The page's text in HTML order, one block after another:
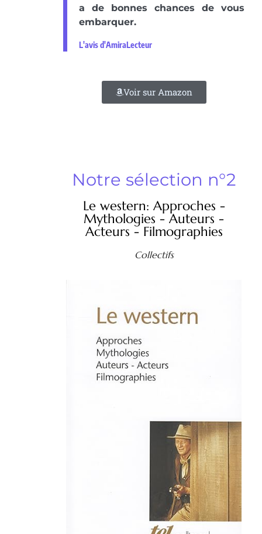
a de bonnes chances de vous
embarquer.
L'avis d'AmiraLecteur
Voir sur Amazon
Notre sélection n°2
Le western: Approches -
Mythologies - Auteurs -
Acteurs - Filmographies
Collectifs